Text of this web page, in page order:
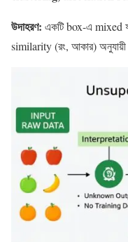
উদাহরণ: একটি box-এ mixed
similarity (রং, আকার) অনুযায়ী